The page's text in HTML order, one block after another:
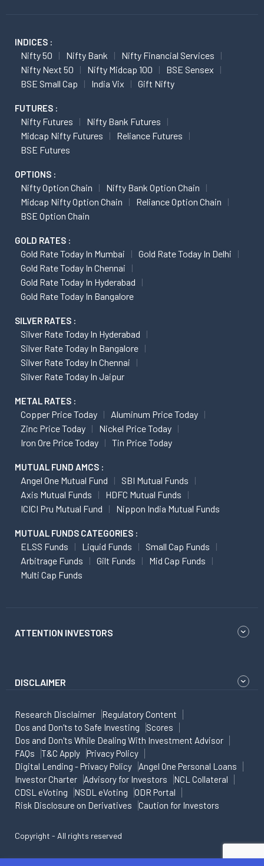
INDICES :
Nifty 50 Nifty Bank
Nifty Financial Services
Nifty Next 50
Nifty Midcap 100
BSE Sensex
BSE Small Cap
India Vix Gift Nifty
FUTURES :
Nifty Futures
Nifty Bank Futures
Midcap Nifty Futures
Reliance Futures
BSE Futures
OPTIONS :
Nifty Option Chain
Nifty Bank Option Chain
Midcap Nifty Option Chain
Reliance Option Chain
BSE Option Chain
GOLD RATES :
Gold Rate Today In Mumbai
Gold Rate Today In Delhi
Gold Rate Today In Chennai
Gold Rate Today In Hyderabad
Gold Rate Today In Bangalore
SILVER RATES :
Silver Rate Today In Hyderabad
Silver Rate Today In Bangalore
Silver Rate Today In Chennai
Silver Rate Today In Jaipur
METAL RATES :
Copper Price Today
Aluminum Price Today
Zinc Price Today
Nickel Price Today
Iron Ore Price Today
Tin Price Today
MUTUAL FUND AMCS :
Angel One Mutual Fund
SBI Mutual Funds
Axis Mutual Funds
HDFC Mutual Funds
ICICI Pru Mutual Fund
Nippon India Mutual Funds
MUTUAL FUNDS CATEGORIES :
ELSS Funds Liquid Funds
Small Cap Funds
Arbitrage Funds
Gilt Funds
Mid Cap Funds
Multi Cap Funds
ATTENTION INVESTORS
DISCLAIMER
Research Disclaimer
Regulatory Content
Dos and Don'ts to Safe Investing
Scores
Dos and Don'ts While Dealing With Investment Advisor
FAQs
T&C Apply
Privacy Policy
Digital Lending - Privacy Policy
Angel One Personal Loans
Investor Charter
Advisory for Investors
NCL Collateral
CDSL eVoting
NSDL eVoting
ODR Portal
Risk Disclosure on Derivatives
Caution for Investors
Copyright - All rights reserved